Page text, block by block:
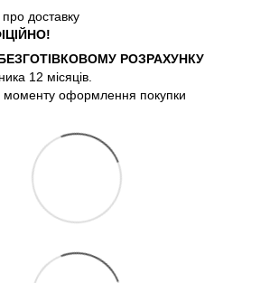
доставку
РОЗРАХУНКУ
12 місяців.
моменту оформлення покупки